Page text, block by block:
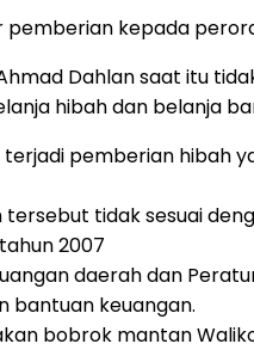
pemberian kepada
Dahlan saat itu
hibah dan belanja
terjadi pemberian hibah
tidak sesuai
2007
daerah dan
bantuan keuangan.
bobrok mantan